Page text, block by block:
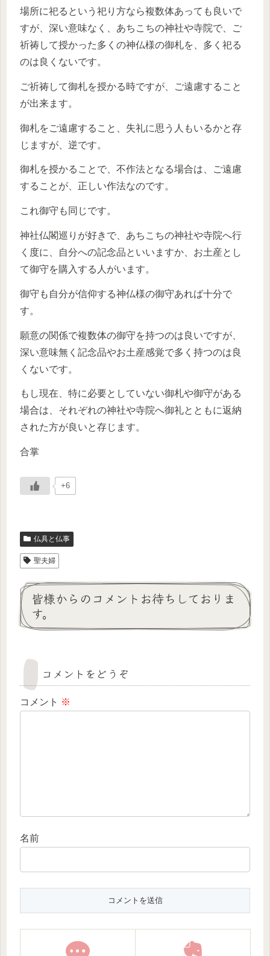
場所に祀るという祀り方なら複数体あっても良いで
すが、深い意味なく、あちこちの神社や寺院で、ご
祈祷して授かった多くの神仏様の御札を、多く祀る
のは良くないです。
ご祈祷して御札を授かる時ですが、ご遠慮すること
が出来ます。
御札をご遠慮すること、失礼に思う人もいるかと存
じますが、逆です。
御札を授かることで、不作法となる場合は、ご遠慮
することが、正しい作法なのです。
これ御守も同じです。
神社仏閣巡りが好きで、あちこちの神社や寺院へ行
く度に、自分への記念品といいますか、お土産とし
て御守を購入する人がいます。
御守も自分が信仰する神仏様の御守あれば十分で
す。
願意の関係で複数体の御守を持つのは良いですが、
深い意味無く記念品やお土産感覚で多く持つのは良
くないです。
もし現在、特に必要としていない御札や御守がある
場合は、それぞれの神社や寺院へ御礼とともに返納
された方が良いと存じます。
合掌
+6
仏具と仏事
聖夫婦
皆様からのコメントお待ちしておりま
す。
コメントをどうぞ
コメント ※
名前